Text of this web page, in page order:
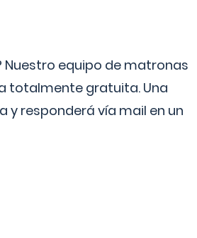
equipo de matronas
totalmente gratuita. Una
responderá vía mail en un